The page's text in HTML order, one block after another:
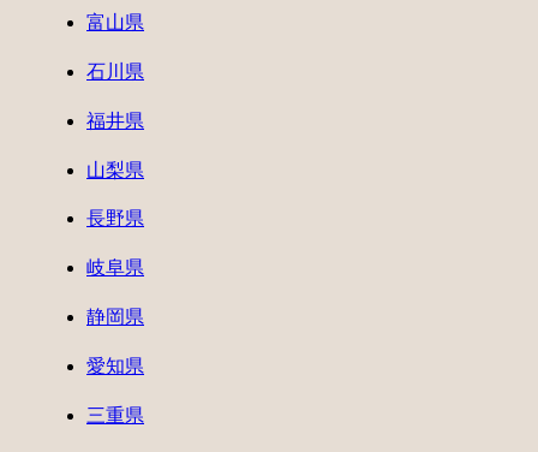
富山県
石川県
福井県
山梨県
長野県
岐阜県
静岡県
愛知県
三重県